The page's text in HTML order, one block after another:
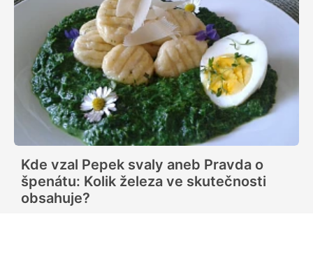
Kde vzal Pepek svaly aneb Pravda o
špenátu: Kolik železa ve skutečnosti
obsahuje?